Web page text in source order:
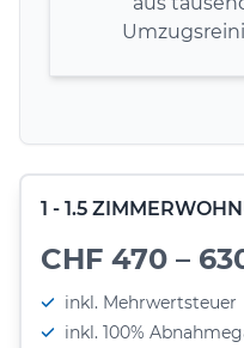
1 - 1.5
CHF 470 –
inkl. Mehrwertsteuer
inkl. 100%